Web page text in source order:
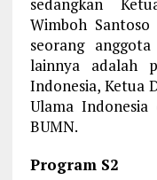
Wimboh
seorang
lainnya adalah
Indonesia, Ketua
Ulama
BUMN.
Program S2